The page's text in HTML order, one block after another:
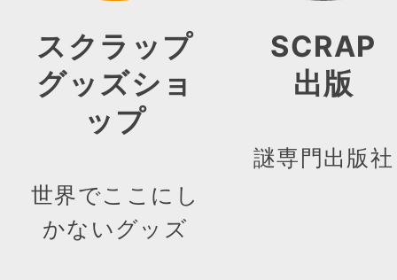
スクラップ
グッズショ
ップ
世界でここにし
かないグッズ
SCRAP
出版
謎専門出版社